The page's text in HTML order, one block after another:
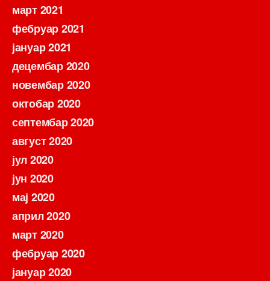
март 2021
фебруар 2021
јануар 2021
децембар 2020
новембар 2020
октобар 2020
септембар 2020
август 2020
јул 2020
јун 2020
мај 2020
април 2020
март 2020
фебруар 2020
јануар 2020